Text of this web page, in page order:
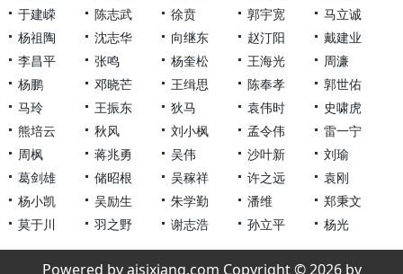
于建嵘
陈志武 徐贲 郭宇宽
马立诚
杨祖陶
沈志华 向继东 赵汀阳
戴建业
李昌平
张鸣 杨奎松 王海光
周濂
杨鹏
邓晓芒 王缉思 陈奉孝
郭世佑
马玲
王振东 狄马 袁伟时
史啸虎
熊培云
秋风 刘小枫 孟令伟
雷一宁
周枫
蒋兆勇 吴伟 沙叶新
刘瑜
葛剑雄
储昭根 吴稼祥 许之远
袁刚
杨小凯
吴励生 朱学勤 潘维
郑秉文
莫于川
羽之野 谢志浩 孙立平 杨光
Powered by aisixiang.com Copyright © 2026 by